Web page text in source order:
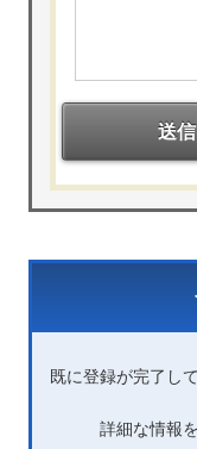
送
既に登録が完了し
詳細な情報